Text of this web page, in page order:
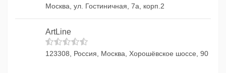
Москва, ул. Гостиничная, 7а, корп.2
ArtLine
123308, Россия, Москва, Хорошёвское шоссе, 90